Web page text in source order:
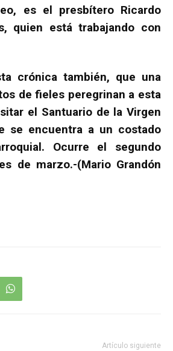
es el presbítero Ricardo
quien está trabajando con
crónica también, que una
de fieles peregrinan a esta
el Santuario de la Virgen
se encuentra a un costado
Ocurre el segundo
de marzo.-(Mario Grandón
Artículo siguiente